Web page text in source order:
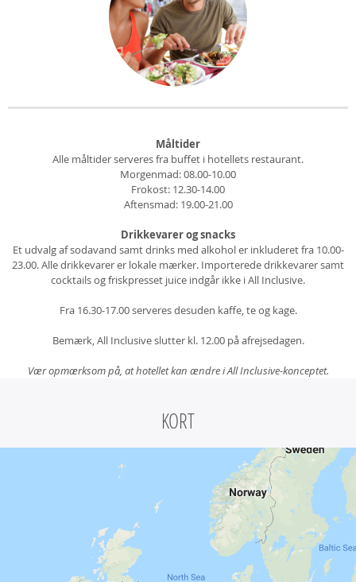
Måltider
Alle måltider serveres fra buffet i hotellets restaurant.
Morgenmad: 08.00-10.00
Frokost: 12.30-14.00
Aftensmad: 19.00-21.00
Drikkevarer og snacks
Et udvalg af sodavand samt drinks med alkohol er inkluderet fra 10.00-
23.00. Alle drikkevarer er lokale mærker. Importerede drikkevarer samt
cocktails og friskpresset juice indgår ikke i All Inclusive.
Fra 16.30-17.00 serveres desuden kaffe, te og kage.
Bemærk, All Inclusive slutter kl. 12.00 på afrejsedagen.
Vær opmærksom på, at hotellet kan ændre i All Inclusive-konceptet.
KORT